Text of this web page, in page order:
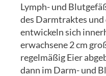
Lymph- und
des Darmtraktes
entwickeln sich
erwachsene 2 cm
regelmäßig Eier
dann im Darm- und